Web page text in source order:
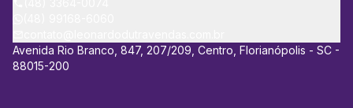
Florianópolis, onde me dedico exclusivamente à área de
vendas de imóveis e direito imobiliário. Meu objetivo é auxiliar
Avenida Rio Branco, 847, 207/209, Centro, Florianópolis - SC -
88015-200